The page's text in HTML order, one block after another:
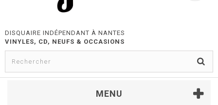
DISQUAIRE INDÉPENDANT À NANTES
VINYLES, CD, NEUFS & OCCASIONS
MENU